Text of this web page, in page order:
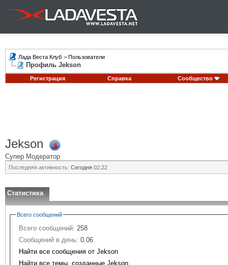
Лада Веста Клуб > Пользователи
Профиль Jekson
Регистрация Справка Сообщество
Jekson
Супер Модератор
Последняя активность: Сегодня 02:22
Статистика
Всего сообщений
Всего сообщений: 258
Сообщений в день: 0.06
Найти все сообщения от Jekson
Найти все темы, созданные Jekson